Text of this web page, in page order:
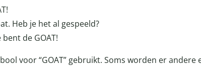
Heb je het al gespeeld?
de GOAT!
voor “GOAT” gebruikt. Soms worden er andere